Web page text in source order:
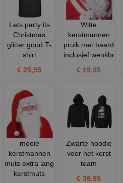
Lets party its
Christmas
glitter goud T-
shirt
€ 25,95
Witte
kerstmannen
pruik met baard
inclusief wenkbr
€ 19,95
mooie
kerstmannen
muts extra lang
kerstmuts
Zwarte hoodie
voor het kerst
team
€ 39,95